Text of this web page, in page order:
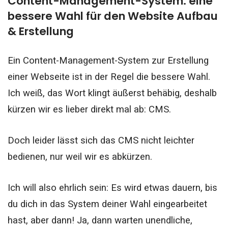
bessere Wahl für den Website Aufbau
& Erstellung
Ein Content-Management-System zur Erstellung
einer Webseite ist in der Regel die bessere Wahl.
Ich weiß, das Wort klingt äußerst behäbig, deshalb
kürzen wir es lieber direkt mal ab: CMS.
Doch leider lässt sich das CMS nicht leichter
bedienen, nur weil wir es abkürzen.
Ich will also ehrlich sein: Es wird etwas dauern, bis
du dich in das System deiner Wahl eingearbeitet
hast, aber dann! Ja, dann warten unendliche,